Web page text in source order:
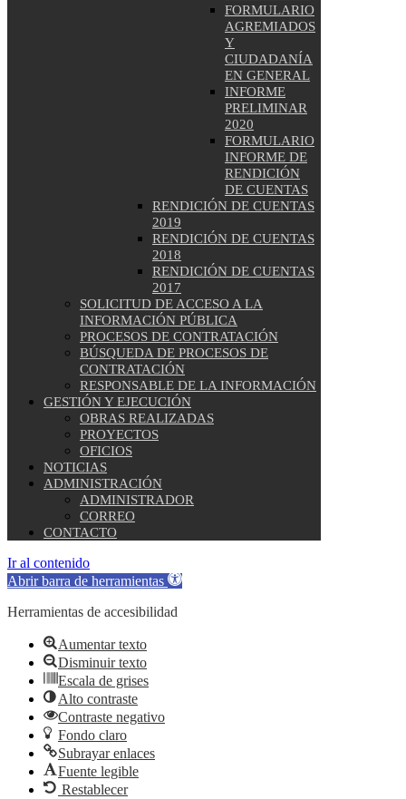
FORMULARIO
AGREMIADOS
Y
CIUDADANÍA
EN GENERAL
INFORME
PRELIMINAR
2020
FORMULARIO
INFORME DE
RENDICIÓN
DE CUENTAS
RENDICIÓN DE CUENTAS
2019
RENDICIÓN DE CUENTAS
2018
RENDICIÓN DE CUENTAS
2017
SOLICITUD DE ACCESO A LA
INFORMACIÓN PÚBLICA
PROCESOS DE CONTRATACIÓN
BÚSQUEDA DE PROCESOS DE
CONTRATACIÓN
RESPONSABLE DE LA INFORMACIÓN
GESTIÓN Y EJECUCIÓN
OBRAS REALIZADAS
PROYECTOS
OFICIOS
NOTICIAS
ADMINISTRACIÓN
ADMINISTRADOR
CORREO
CONTACTO
Ir al contenido
Abrir barra de herramientas
Herramientas de accesibilidad
Aumentar texto
Disminuir texto
Escala de grises
Alto contraste
Contraste negativo
Fondo claro
Subrayar enlaces
Fuente legible
Restablecer